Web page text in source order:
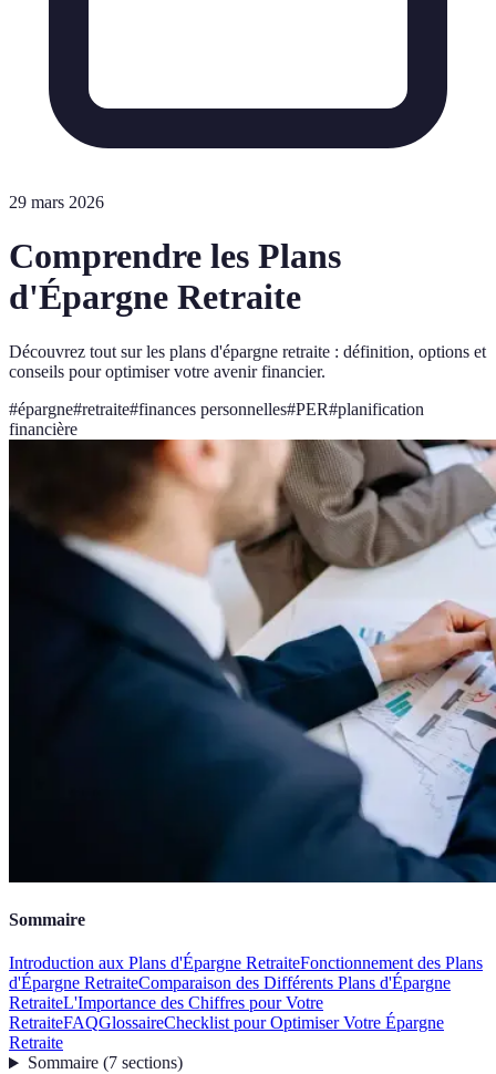
29 mars 2026
Comprendre les Plans
d'Épargne Retraite
Découvrez tout sur les plans d'épargne retraite : définition, options et
conseils pour optimiser votre avenir financier.
#épargne#retraite#finances personnelles#PER#planification
financière
Sommaire
Introduction aux Plans d'Épargne RetraiteFonctionnement des Plans
d'Épargne RetraiteComparaison des Différents Plans d'Épargne
RetraiteL'Importance des Chiffres pour Votre
RetraiteFAQGlossaireChecklist pour Optimiser Votre Épargne
Retraite
Sommaire(7 sections)